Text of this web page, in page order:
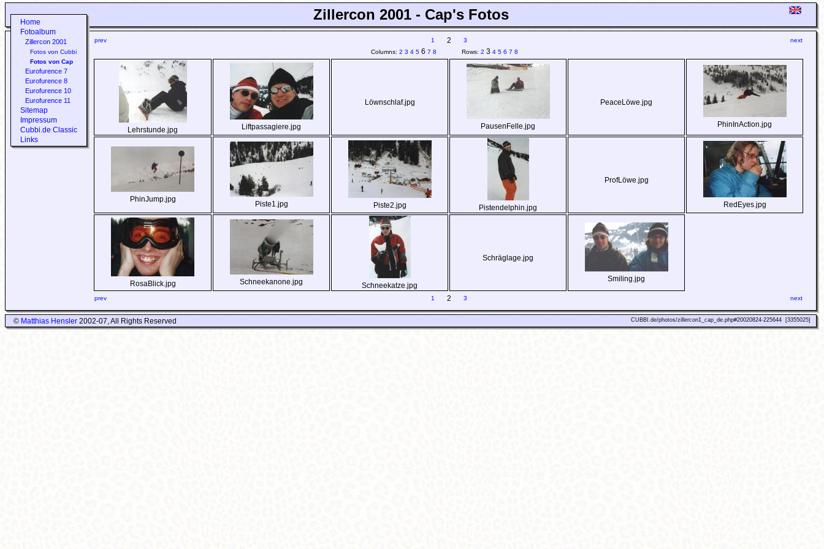
Zillercon 2001 - Cap's Fotos
Home
Fotoalbum
Zillercon 2001
Fotos von Cubbi
Fotos von Cap
Eurofurence 7
Eurofurence 8
Eurofurence 10
Eurofurence 11
Sitemap
Impressum
Cubbi.de Classic
Links
prev 1 2 3
next
Columns:2 3 4 5 6 7 8 Rows:2 3 4 5 6 7 8
Lehrstunde.jpg Liftpassagiere.jpg
Löwnschlaf.jpg
PausenFelle.jpg
PeaceLöwe.jpg
PhinInAction.jpg
PhinJump.jpg
Piste1.jpg Piste2.jpg Pistendelphin.jpg
ProfLöwe.jpg
RedEyes.jpg
RosaBlick.jpg Schneekanone.jpg Schneekatze.jpg
Schräglage.jpg
Smiling.jpg
prev 1 2 3 next
CUBBI.de/photos/zillercon1_cap_de.php#20020824-225644 [3355025]
© Matthias Hensler2002-07, All Rights Reserved